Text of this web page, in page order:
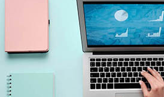
业省级统考成绩公布 ...